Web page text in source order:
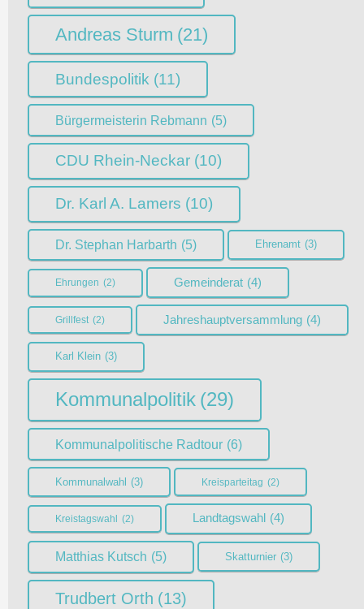
Andreas Sturm (21)
Bundespolitik (11)
Bürgermeisterin Rebmann (5)
CDU Rhein-Neckar (10)
Dr. Karl A. Lamers (10)
Dr. Stephan Harbarth (5) Ehrenamt (3)
Ehrungen (2) Gemeinderat (4)
Grillfest (2) Jahreshauptversammlung (4)
Karl Klein (3)
Kommunalpolitik (29)
Kommunalpolitische Radtour (6)
Kommunalwahl (3) Kreisparteitag (2)
Kreistagswahl (2) Landtagswahl (4)
Matthias Kutsch (5) Skatturnier (3)
Trudbert Orth (13)